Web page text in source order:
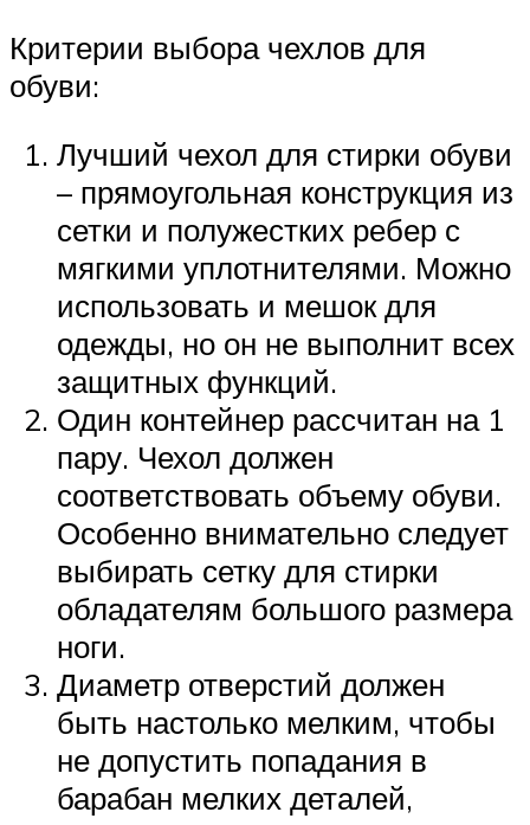
Критерии выбора чехлов для
обуви:
Лучший чехол для стирки обуви
– прямоугольная конструкция из
сетки и полужестких ребер с
мягкими уплотнителями. Можно
использовать и мешок для
одежды, но он не выполнит всех
защитных функций.
Один контейнер рассчитан на 1
пару. Чехол должен
соответствовать объему обуви.
Особенно внимательно следует
выбирать сетку для стирки
обладателям большого размера
ноги.
Диаметр отверстий должен
быть настолько мелким, чтобы
не допустить попадания в
барабан мелких деталей,